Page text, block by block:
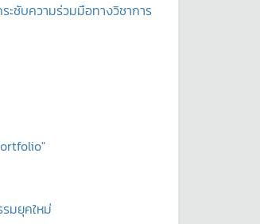
ชับความร่วมมือทางวิชาการ
มยุคใหม่